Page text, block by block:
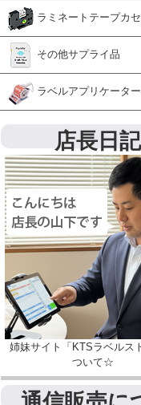
ラミネートテープカ
その他サプライ品
ラベルアプリケーター
店長日記
姉妹サイト「KTSラベルス
ついて☆